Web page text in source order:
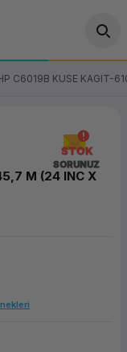
C6019B KUSE KAGIT-
STOK
SORUNUZ
M (24 INC X